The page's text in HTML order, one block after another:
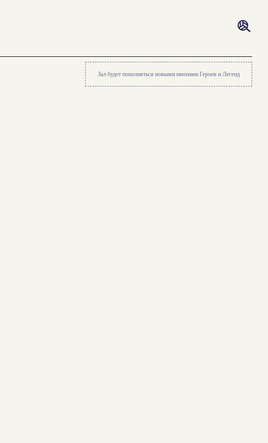
Зал будет пополняться новыми именами Героев и Легенд